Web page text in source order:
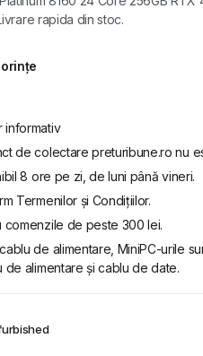
rapida din stoc.
informativ
de colectare preturibune.ro nu
8 ore pe zi, de luni până vineri.
Termenilor și Condițiilor.
comenzile de peste 300 lei.
de alimentare, MiniPC-urile
de alimentare și cablu de date.